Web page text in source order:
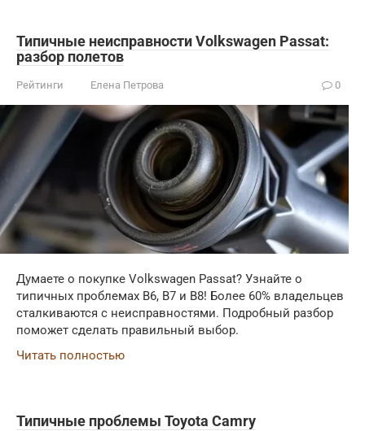
Типичные неисправности Volkswagen Passat:
разбор полетов
Рейтинги Елена Петрова 0
Думаете о покупке Volkswagen Passat? Узнайте о
типичных проблемах B6, B7 и B8! Более 60% владельцев
сталкиваются с неисправностями. Подробный разбор
поможет сделать правильный выбор.
Читать полностью
Типичные проблемы Toyota Camry